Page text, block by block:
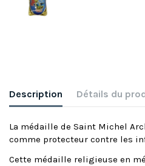
Description Détails du
La médaille de Saint Michel
comme protecteur contre les
Cette médaille religieuse en